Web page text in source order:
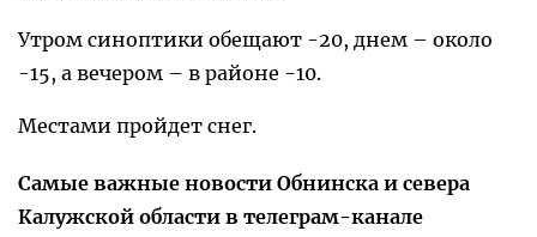
Утром синоптики обещают -20, днем – около
-15, а вечером – в районе -10.
Местами пройдет снег.
Самые важные новости Обнинска и севера
Калужской области в телеграм-канале